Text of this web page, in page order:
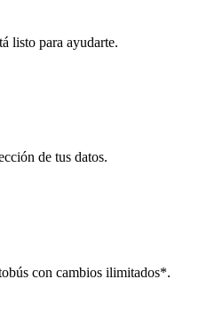
listo para ayudarte.
de tus datos.
con cambios ilimitados*.